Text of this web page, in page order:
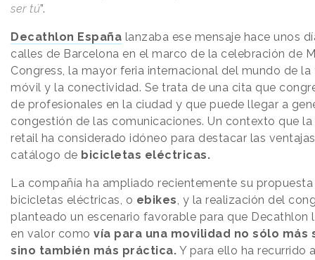
ser tú”.
Decathlon España lanzaba ese mensaje hace unos
calles de Barcelona en el marco de la celebración de
Congress, la mayor feria internacional del mundo de
móvil y la conectividad. Se trata de una cita que
de profesionales en la ciudad y que puede llegar a
congestión de las comunicaciones. Un contexto que
retail ha considerado idóneo para destacar las
catálogo de bicicletas eléctricas.
La compañía ha ampliado recientemente su
bicicletas eléctricas, o ebikes, y la realización del
planteado un escenario favorable para que Decathlon
en valor como vía para una movilidad no sólo más
sino también más práctica. Y para ello ha recurrido